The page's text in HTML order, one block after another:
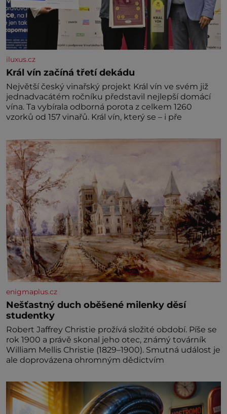
iluxus.cz
Král vín začíná třetí dekádu
Největší český vinařský projekt Král vín ve svém již
jednadvacátém ročníku představil nejlepší domácí
vína. Ta vybírala odborná porota z celkem 1260
vzorků od 157 vinařů. Král vín, který se – i pře
enigmaplus.cz
Nešťastný duch oběšené milenky děsí
studentky
Robert Jaffrey Christie prožívá složité období. Píše se
rok 1900 a právě skonal jeho otec, známý továrník
William Mellis Christie (1829–1900). Smutná událost je
ale doprovázena ohromným dědictvím